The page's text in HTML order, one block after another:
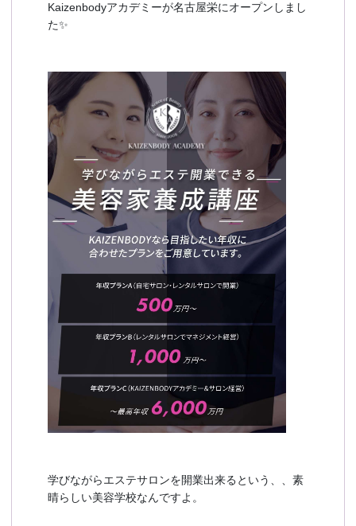
Kaizenbodyアカデミーが名古屋栄にオープンしまし
た✨
学びながらエステサロンを開業出来るという、、素
晴らしい美容学校なんですよ。